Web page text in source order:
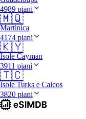
4989 piani
🇲🇶
Martinica
4174 piani
🇰🇾
Isole Cayman
3911 piani
🇹🇨
Isole Turks e Caicos
3820 piani